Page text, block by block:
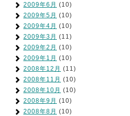
2009年6月 (10)
2009年5月 (10)
2009年4月 (10)
2009年3月 (11)
2009年2月 (10)
2009年1月 (10)
2008年12月 (11)
2008年11月 (10)
2008年10月 (10)
2008年9月 (10)
2008年8月 (10)